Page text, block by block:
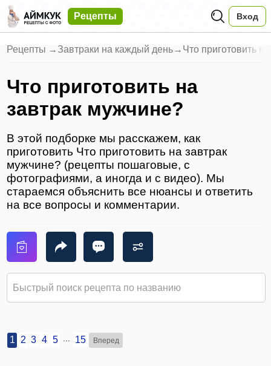
Рецепты Вход
Рецепты → Завтраки на каждый день→ Что приготовить
Что приготовить на
завтрак мужчине?
В этой подборке мы расскажем, как
приготовить Что приготовить на завтрак
мужчине? (рецепты пошаговые, с
фотографиями, а иногда и с видео). Мы
стараемся объяснить все нюансы и ответить
на все вопросы и комментарии.
1 2 3 4 5 ... 15 Вперед